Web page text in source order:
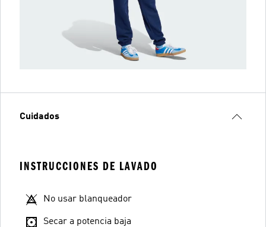
Cuidados
INSTRUCCIONES DE LAVADO
No usar blanqueador
Secar a potencia baja